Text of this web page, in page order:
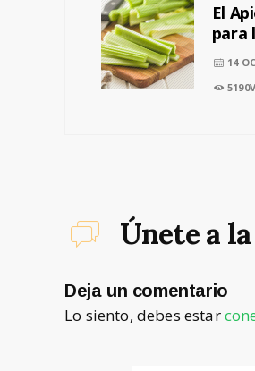
El
para
14
Únete a
Deja un comentario
Lo siento, debes estar